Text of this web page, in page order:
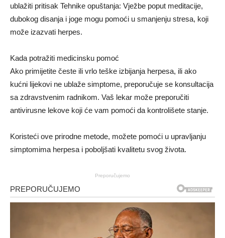
ublažiti pritisak Tehnike opuštanja: Vježbe poput meditacije,
dubokog disanja i joge mogu pomoći u smanjenju stresa, koji
može izazvati herpes.
Kada potražiti medicinsku pomoć
Ako primijetite česte ili vrlo teške izbijanja herpesa, ili ako
kućni lijekovi ne ublaže simptome, preporučuje se konsultacija
sa zdravstvenim radnikom. Vaš lekar može preporučiti
antivirusne lekove koji će vam pomoći da kontrolišete stanje.
Koristeći ove prirodne metode, možete pomoći u upravljanju
simptomima herpesa i poboljšati kvalitetu svog života.
Preporučujemo